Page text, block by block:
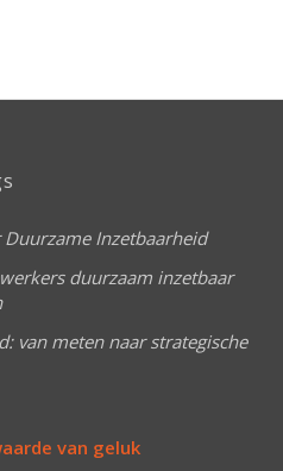
Duurzame Inzetbaarheid
duurzaam inzetbaar
van meten naar strategische
van geluk